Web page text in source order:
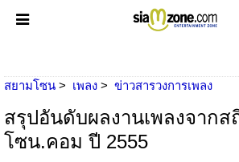
สยามโซน เพลง ข่าวสารวงการเพลง
สรุปอันดับผลงานเพลงจากส
โซน.คอม ปี 2555